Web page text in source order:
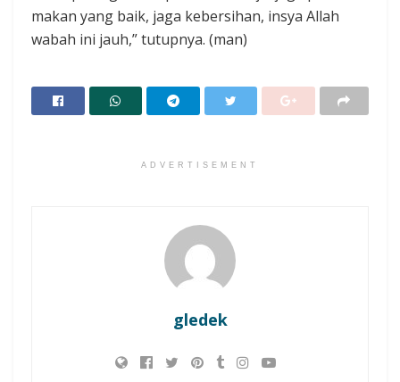
makan yang baik, jaga kebersihan, insya Allah
wabah ini jauh,” tutupnya. (man)
ADVERTISEMENT
gledek